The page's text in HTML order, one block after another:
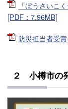
「ぼうさいこ
[PDF：7.96MB]
防災担当者受
２ 小樽市の